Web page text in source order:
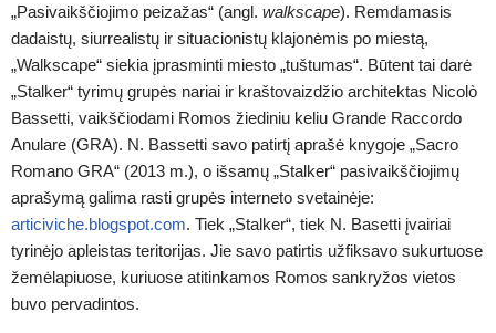
„Pasivaikščiojimo peizažas“ (angl. walkscape). Remdamasis
dadaistų, siurrealistų ir situacionistų klajonėmis po miestą,
„Walkscape“ siekia įprasminti miesto „tuštumas“. Būtent tai darė
„Stalker“ tyrimų grupės nariai ir kraštovaizdžio architektas Nicolò
Bassetti, vaikščiodami Romos žiediniu keliu Grande Raccordo
Anulare (GRA). N. Bassetti savo patirtį aprašė knygoje „Sacro
Romano GRA“ (2013 m.), o išsamų „Stalker“ pasivaikščiojimų
aprašymą galima rasti grupės interneto svetainėje:
articiviche.blogspot.com. Tiek „Stalker“, tiek N. Basetti įvairiai
tyrinėjo apleistas teritorijas. Jie savo patirtis užfiksavo sukurtuose
žemėlapiuose, kuriuose atitinkamos Romos sankryžos vietos
buvo pervadintos.